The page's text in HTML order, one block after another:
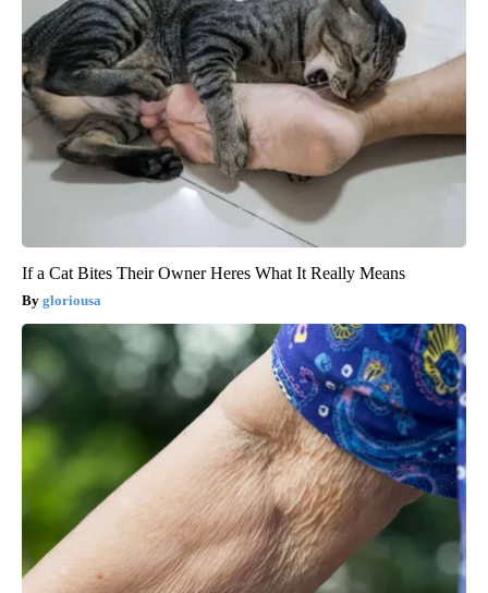
If a Cat Bites Their Owner Heres What It Really Means
gloriousa